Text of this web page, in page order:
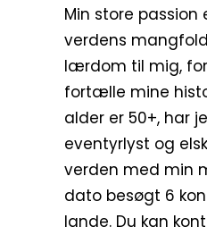
Min store passion
verdens
lærdom til mig,
fortælle mine
alder er 50+, har
eventyrlyst og
verden med min
dato besøgt 6
lande. Du kan